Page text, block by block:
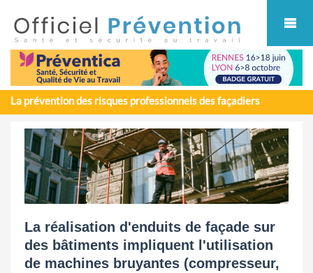
La prévention des risques professionnels des façadiers
La réalisation d'enduits de façade sur
des bâtiments impliquent l'utilisation
de machines bruyantes (compresseur,